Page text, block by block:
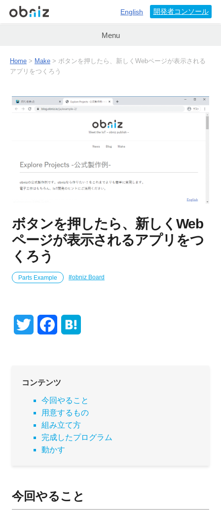
English 開発者コンソール
Menu
Home > Make > ボタンを押したら、新しくWebページが表示される
アプリをつくろう
ボタンを押したら、新しくWeb
ページが表示されるアプリをつ
くろう
Parts Example obniz Board
t
t
e
e
b
o
o
n
コンテンツ
今回やること
用意するもの
組み立て方
完成したプログラム
動かす
今回やること